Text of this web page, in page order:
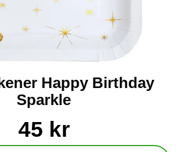
Happy Birthday
Sparkle
Happy Birthday Sparkle
pris
45 kr